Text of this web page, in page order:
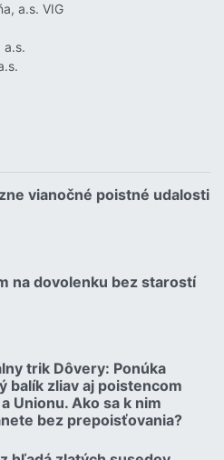
a.s. VIG
a.s.
vianočné poistné udalosti
| | redakcia
na dovolenku bez starostí
|
trik Dôvery: Ponúka
balík zliav aj poistencom
Unionu. Ako sa k nim
bez prepoisťovania?
| | redakcia